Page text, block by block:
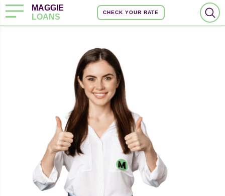
MAGGIE
LOANS
CHECK YOUR RATE